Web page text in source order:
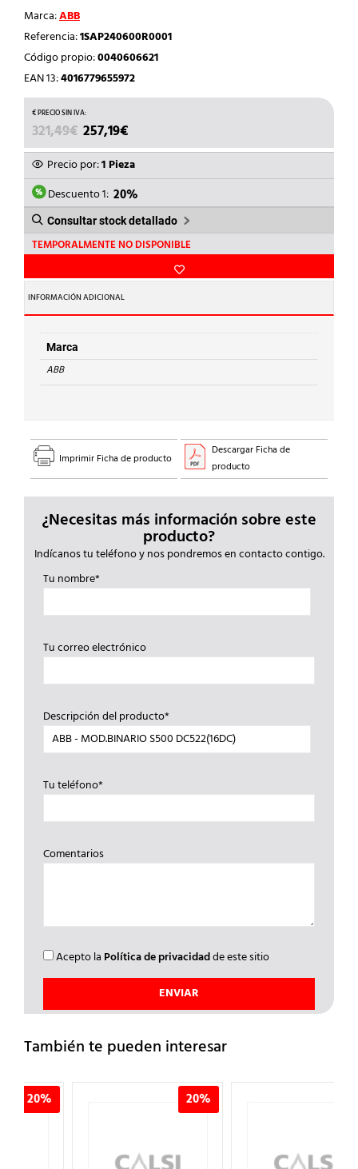
Marca:ABB
Referencia:1SAP240600R0001
Código propio:0040606621
EAN 13:4016779655972
321,49€ EL
PRECIO
ORIGINAL
ERA:
321,49€.
257,19€
PRECIO
ACTUAL
ES:
257,19€.
Precio por:1 Pieza
Descuento 1: 20%
Consultar stock detallado
TEMPORALMENTE NO DISPONIBLE
INFORMACIÓN ADICIONAL
Marca
ABB
Imprimir Ficha de producto
Descargar Ficha de
producto
¿Necesitas más información sobre este
producto?
Indícanos tu teléfono y nos pondremos en contacto contigo.
Tu nombre*
Tu correo electrónico
Descripción del producto*
Tu teléfono*
Comentarios
Acepto la Política de privacidadde este sitio
También te pueden interesar